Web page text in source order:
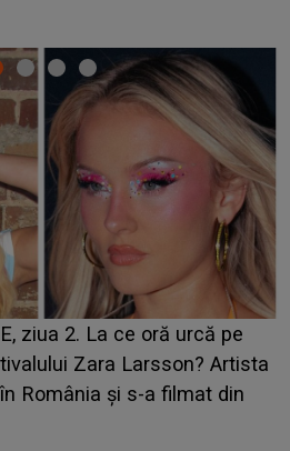
din "Casa Iubirii" l-a
Emanuel. CINE ESTE
Aflându-se în fața
IMEDIAT: "Am